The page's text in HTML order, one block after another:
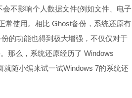
不影响个人数据文件(例如文件、电子
常使用。相比 Ghost备份，系统还原有
的功能也得到极大增强，不仅仅对于
那么，系统还原经历了 Windows
随小编来试一试Windows 7的系统还